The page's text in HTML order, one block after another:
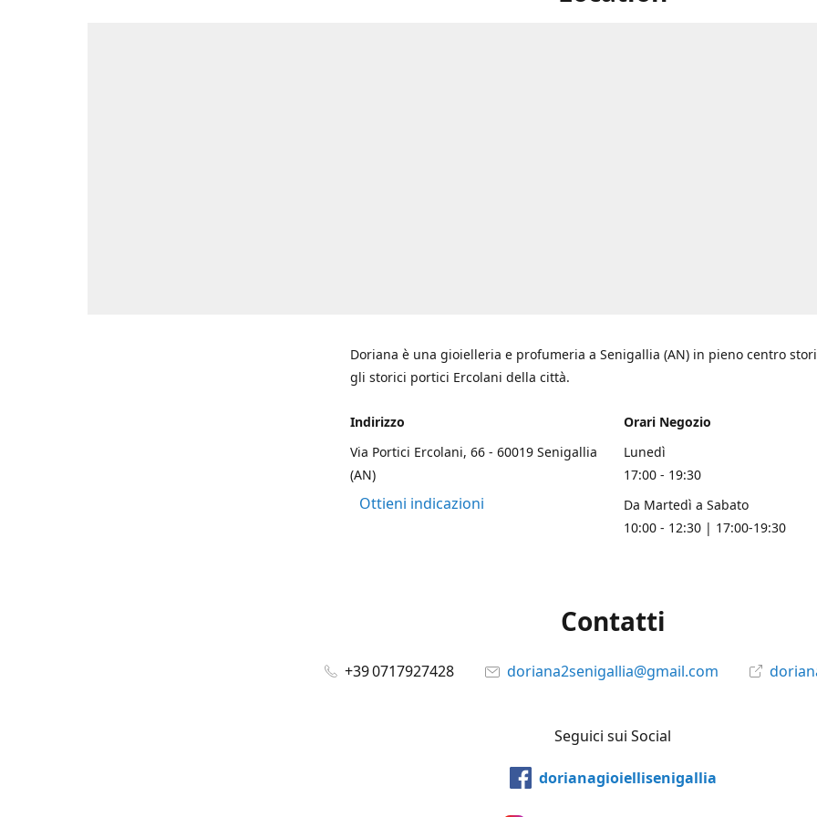
Doriana è una gioielleria e profumeria a Senigallia (AN) in pieno centro
gli storici portici Ercolani della città.
Indirizzo
Via Portici Ercolani, 66 - 60019 Senigallia
(AN)
Ottieni indicazioni
Orari Negozio
Lunedì
17:00 - 19:30
Da Martedì a Sabato
10:00 - 12:30 | 17:00-19:30
Contatti
+39 0717927428 doriana2senigallia@gmail.com
Seguici sui Social
dorianagioiellisenigallia